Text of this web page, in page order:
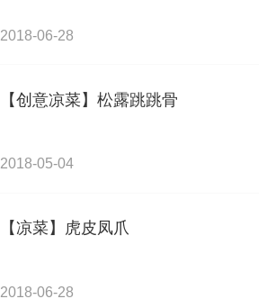
2018-06-28
【创意凉菜】松露跳跳骨
2018-05-04
【凉菜】虎皮凤爪
2018-06-28